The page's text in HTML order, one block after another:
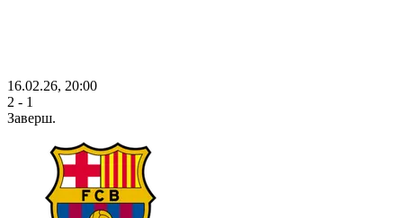
16.02.26, 20:00
2 - 1
Заверш.